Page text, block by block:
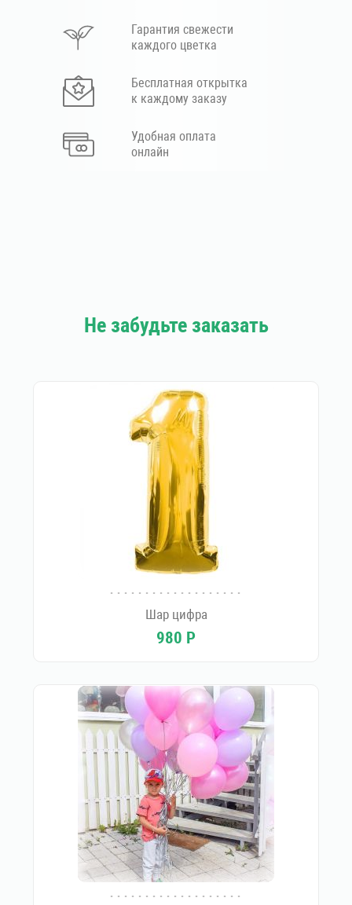
Гарантия свежести
каждого цветка
Бесплатная открытка
к каждому заказу
Удобная оплата
онлайн
Не забудьте заказать
Шар цифра
980 Р